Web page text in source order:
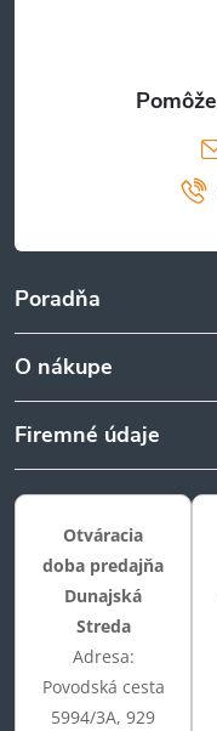
Poradňa
O nákupe
Firemné údaje
Otváracia
doba predajňa
Dunajská
Streda
Adresa:
Povodská cesta
5994/3A, 929